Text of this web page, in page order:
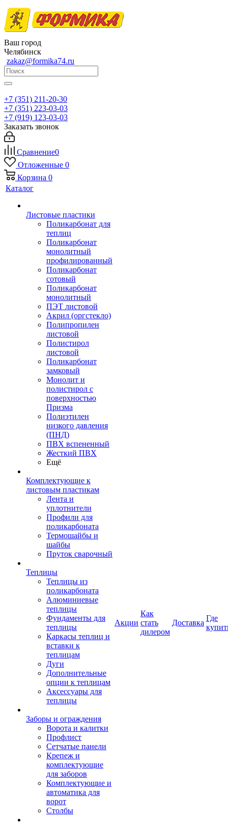
Ваш город
Челябинск
zakaz@formika74.ru
+7 (351) 211-20-30
+7 (351) 223-03-03
+7 (919) 123-03-03
Заказать звонок
Сравнение0
Отложенные 0
Корзина 0
Каталог
Листовые пластики
Поликарбонат для
теплиц
Поликарбонат
монолитный
профилированный
Поликарбонат
сотовый
Поликарбонат
монолитный
ПЭТ листовой
Акрил (оргстекло)
Полипропилен
листовой
Полистирол
листовой
Поликарбонат
замковый
Монолит и
полистирол с
поверхностью
Призма
Полиэтилен
низкого давления
(ПНД)
ПВХ вспененный
Жесткий ПВХ
Ещё
Комплектующие к
листовым пластикам
Лента и
уплотнители
Профили для
поликарбоната
Термошайбы и
шайбы
Пруток сварочный
Теплицы
Теплицы из
поликарбоната
Алюминиевые
теплицы
Фундаменты для
теплицы
Каркасы теплиц и
вставки к
теплицам
Дуги
Дополнительные
опции к теплицам
Аксессуары для
теплицы
Заборы и ограждения
Ворота и калитки
Профлист
Сетчатые панели
Крепеж и
комплектующие
для заборов
Комплектующие и
автоматика для
ворот
Столбы
Акции
Как
стать
дилером
Доставка
Где